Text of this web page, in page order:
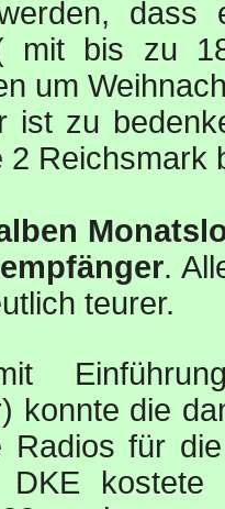
dass
mit bis zu
um
ist zu
2 Reichsmark
.
teurer.
konnte die
Radios für
DKE